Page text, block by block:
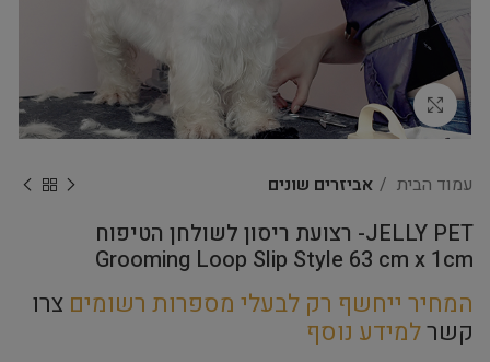
Click to enlarge
עמוד הבית אביזרים שונים
JELLY PET- רצועת ריסון לשולחן הטיפוח
Grooming Loop Slip Style 63 cm x 1cm
המחיר ייחשף רק לבעלי מספרות רשומים צרו
קשרלמידע נוסף